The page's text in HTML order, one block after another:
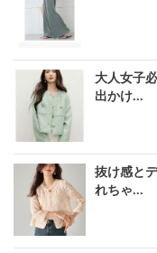
大人女子
出かけ...
抜け感と
れちゃ...